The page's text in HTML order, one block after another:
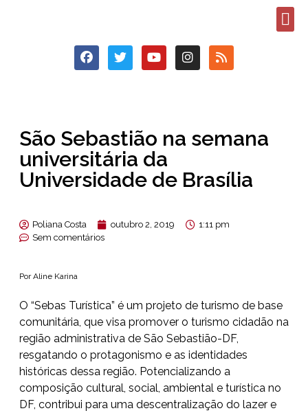
São Sebastião na semana
universitária da
Universidade de Brasília
Poliana Costa outubro 2, 2019
1:11 pm
Sem comentários
Por Aline Karina
O “Sebas Turística” é um projeto de turismo de base
comunitária, que visa promover o turismo cidadão na
região administrativa de São Sebastião-DF,
resgatando o protagonismo e as identidades
históricas dessa região. Potencializando a
composição cultural, social, ambiental e turística no
DF, contribui para uma descentralização do lazer e